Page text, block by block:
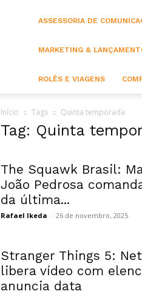
ASSESSORIA DE
MARKETING &
ROLÊS E VIAGENS
Início Tags Quinta temporada
Tag: Quinta
The Squawk Brasil:
João Pedrosa
da última...
Rafael Ikeda - 26 de novembro, 2025
Stranger Things 5:
libera vídeo com
anuncia data